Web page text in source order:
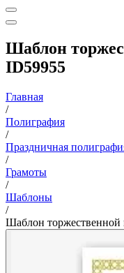
Шаблон
ID59955
Главная
/
Полиграфия
/
Праздничная
/
Грамоты
/
Шаблоны
/
Шаблон торжественной